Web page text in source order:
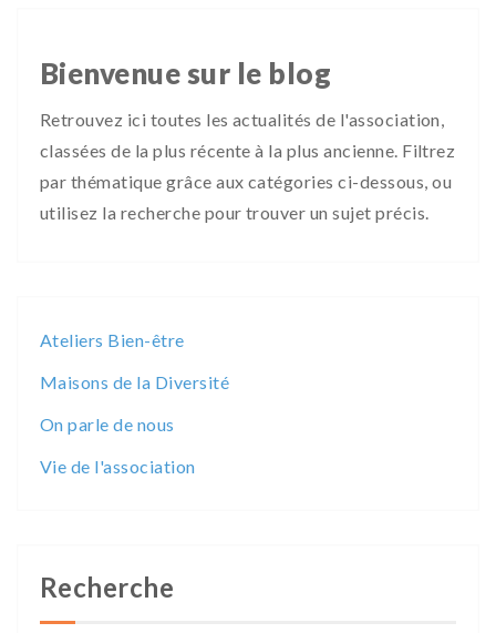
Bienvenue sur le blog
Retrouvez ici toutes les actualités de l'association,
classées de la plus récente à la plus ancienne. Filtrez
par thématique grâce aux catégories ci-dessous, ou
utilisez la recherche pour trouver un sujet précis.
Ateliers Bien-être
Maisons de la Diversité
On parle de nous
Vie de l'association
Recherche